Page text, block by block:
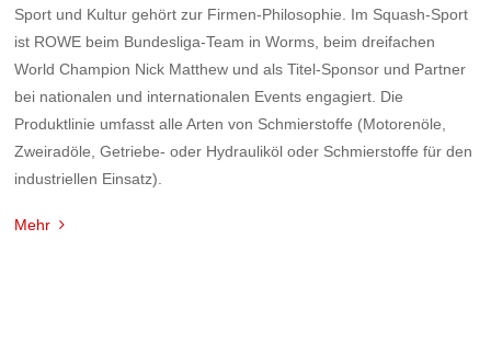
Sport und Kultur gehört zur Firmen-Philosophie. Im Squash-Sport
ist ROWE beim Bundesliga-Team in Worms, beim dreifachen
World Champion Nick Matthew und als Titel-Sponsor und Partner
bei nationalen und internationalen Events engagiert. Die
Produktlinie umfasst alle Arten von Schmierstoffe (Motorenöle,
Zweiradöle, Getriebe- oder Hydrauliköl oder Schmierstoffe für den
industriellen Einsatz).
Mehr